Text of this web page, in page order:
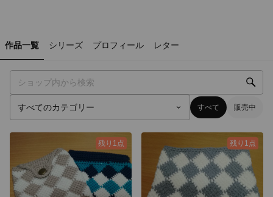
作品一覧 シリーズ プロフィール レター
すべて 販売中
残り1点 残り1点